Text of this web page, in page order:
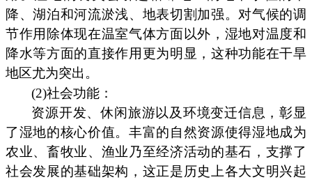
降、湖泊和河流淤浅、地表切割加强。对气候的调
节作用除体现在温室气体方面以外，湿地对温度和
降水等方面的直接作用更为明显，这种功能在干旱
地区尤为突出。
(2)社会功能：
资源开发、休闲旅游以及环境变迁信息，彰显
了湿地的核心价值。丰富的自然资源使得湿地成为
农业、畜牧业、渔业乃至经济活动的基石，支撑了
社会发展的基础架构，这正是历史上各大文明兴起